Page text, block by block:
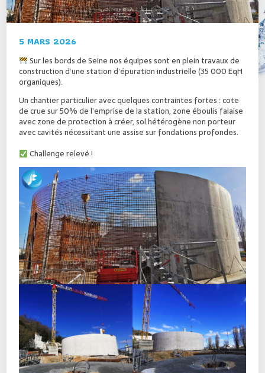
5 MARS 2026
Sur les bords de Seine nos équipes sont en plein travaux de
construction d’une station d’épuration industrielle (35 000 EqH
organiques).
Un chantier particulier avec quelques contraintes fortes : cote
de crue sur 50% de l’emprise de la station, zone éboulis falaise
avec zone de protection à créer, sol hétérogène non porteur
avec cavités nécessitant une assise sur fondations profondes.
Challenge relevé !